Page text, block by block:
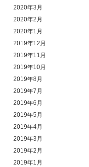
2020年3月
2020年2月
2020年1月
2019年12月
2019年11月
2019年10月
2019年8月
2019年7月
2019年6月
2019年5月
2019年4月
2019年3月
2019年2月
2019年1月